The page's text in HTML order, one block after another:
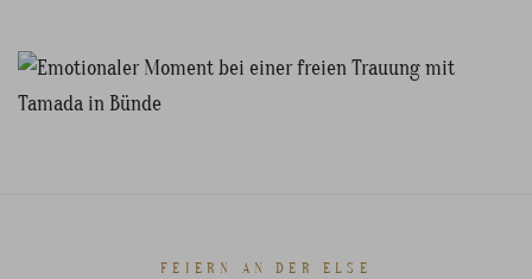
FEIERN AN DER ELSE